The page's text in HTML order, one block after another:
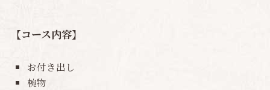
【コース内容】
お付き出し
椀物